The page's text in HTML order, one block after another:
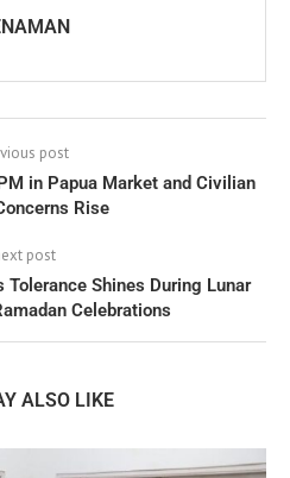
post
in Papua Market and Civilian
Rise
post
Tolerance Shines During Lunar
Celebrations
ALSO LIKE